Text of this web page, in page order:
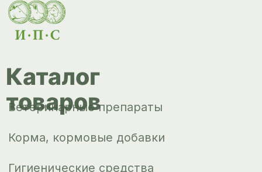
Инкубация
Доставка и
оплата
О компании
Уход за копытами
Изделия ветеринарного назначения